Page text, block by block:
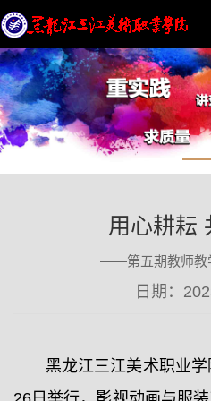
用心耕耘
——第五期教师教
日期：
黑龙江三江美术职业